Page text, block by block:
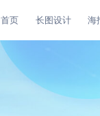
首页 长图设计 海